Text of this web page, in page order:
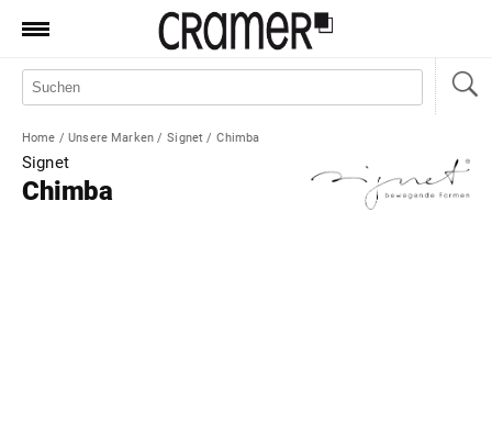
Produkte
Manufaktur
Aktionen
Home / Unsere Marken / Signet / Chimba
Signet
Chimba